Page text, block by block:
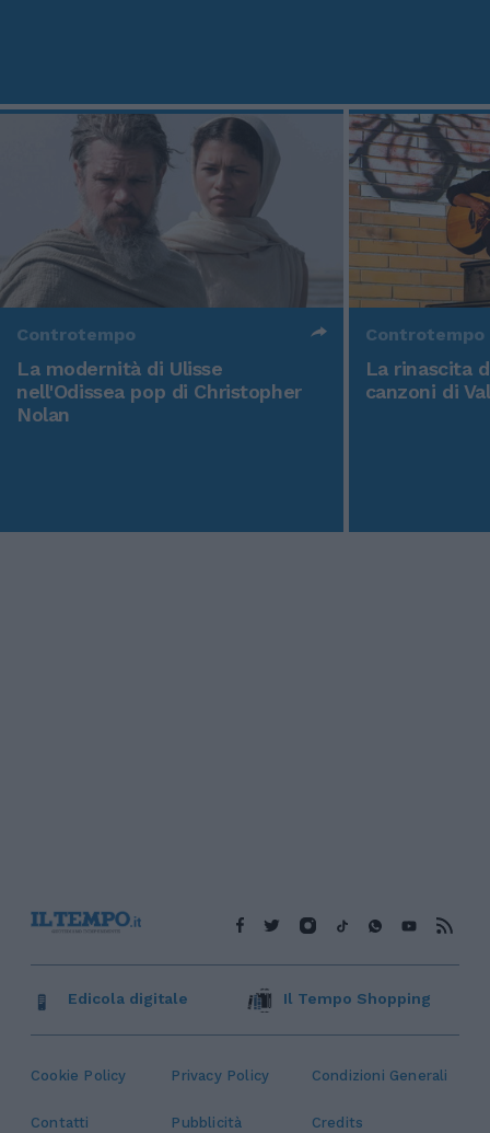
Controtempo
La modernità di Ulisse
nell'Odissea pop di Christopher
Nolan
Controtempo
La rinascita
canzoni di
Cookie Policy Privacy Policy Condizioni Generali
Contatti Pubblicità Credits
Edicola digitale Il Tempo Shopping